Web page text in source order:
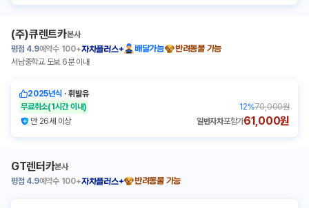
(주)큐렌트카본사
평점 4.9예약수 100+자차플러스+ 배달가능
반려동물 가능
서남중학교 도보 6분 이내
2025년식 ㆍ휘발유
무료취소(1시간 이내) 12%70,000원
만 26세 이상
일반자차포함가61,000원
GT렌터카본사
평점 4.9예약수 100+자차플러스+ 반려동물 가능